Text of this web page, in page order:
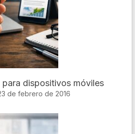
para dispositivos móviles
de febrero de 2016